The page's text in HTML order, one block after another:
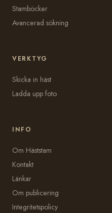
Stamböcker
Avancerad sökning
VERKTYG
Skicka in häst
Ladda upp foto
INFO
Om Häststam
Kontakt
Länkar
Om publicering
Integritetspolicy